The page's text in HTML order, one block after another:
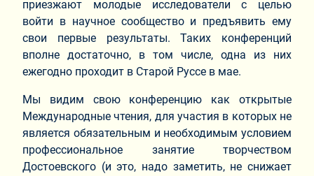
приезжают молодые исследователи с целью
войти в научное сообщество и предъявить ему
свои первые результаты. Таких конференций
вполне достаточно, в том числе, одна из них
ежегодно проходит в Старой Руссе в мае.
Мы видим свою конференцию как открытые
Международные чтения, для участия в которых не
является обязательным и необходимым условием
профессиональное занятие творчеством
Достоевского (и это, надо заметить, не снижает